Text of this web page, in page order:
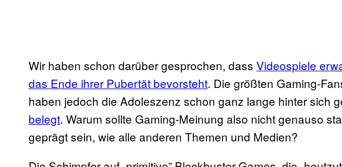
Wir haben schon darüber gesprochen, dass Videospiele
das Ende ihrer Pubertät bevorsteht. Die größten Gaming-
haben jedoch die Adoleszenz schon ganz lange hinter sich
belegt. Warum sollte Gaming-Meinung also nicht genauso
geprägt sein, wie alle anderen Themen und Medien?